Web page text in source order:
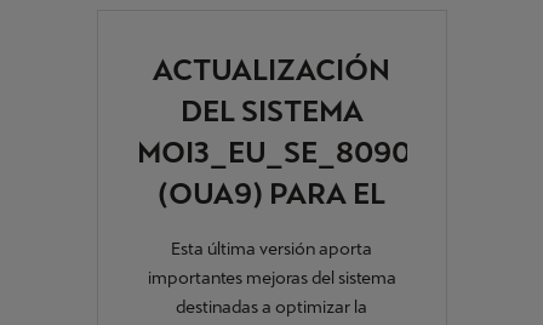
ACTUALIZACIÓN
DEL SISTEMA
MOI3_EU_SE_8090L
(OUA9) PARA EL
CUPRA ATECA
Esta última versión aporta
importantes mejoras del sistema
destinadas a optimizar la